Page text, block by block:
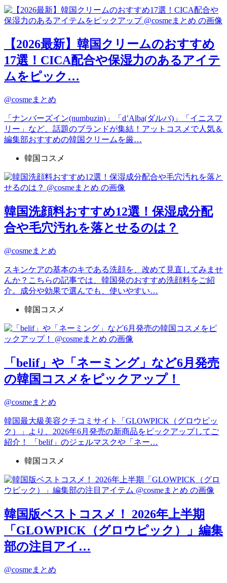
【2026最新】韓国クリームのおすすめ
17選！CICA配合や保湿力のあるアイテ
ムをピック…
@cosmeまとめ
「ナンバーズイン(numbuzin)」「d’Alba(ダルバ)」「イニスフ
リー」など、話題のブランドが集結！アットコスメで人気＆
編集部おすすめの韓国クリームを厳…
韓国コスメ
韓国洗顔料おすすめ12選！保湿成分配
合や毛穴汚れを落とせるのは？
@cosmeまとめ
スキンケアの基本のキである洗顔を、改めて見直してみませ
んか？こちらの記事では、韓国発のおすすめ洗顔料をご紹
介。成分や効果で選んでも、使いやすい…
韓国コスメ
「belif」や「ネーミング」など6月発売
の韓国コスメをピックアップ！
@cosmeまとめ
韓国最大級美容クチコミサイト「GLOWPICK（グロウピッ
ク）」より、2026年6月発売の新商品をピックアップしてご
紹介！ 「belif」のジェルマスクや「ネー…
韓国コスメ
韓国版ベストコスメ！ 2026年上半期
「GLOWPICK（グロウピック）」編集
部の注目アイ…
@cosmeまとめ